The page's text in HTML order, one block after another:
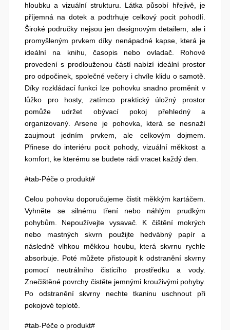
hloubku a vizuální strukturu. Látka působí hřejivě, je
příjemná na dotek a podtrhuje celkový pocit pohodlí.
Široké područky nejsou jen designovým detailem, ale i
promyšleným prvkem díky nenápadné kapse, která je
ideální na knihu, časopis nebo ovladač. Rohové
provedení s prodlouženou částí nabízí ideální prostor
pro odpočinek, společné večery i chvíle klidu o samotě.
Díky rozkládací funkci lze pohovku snadno proměnit v
lůžko pro hosty, zatímco praktický úložný prostor
pomůže udržet obývací pokoj přehledný a
organizovaný. Arsene je pohovka, která se nesnaží
zaujmout jedním prvkem, ale celkovým dojmem.
Přinese do interiéru pocit pohody, vizuální měkkost a
komfort, ke kterému se budete rádi vracet každý den.
#tab-Péče o produkt#
Celou pohovku doporučujeme čistit měkkým kartáčem.
Vyhněte se silnému tření nebo náhlým prudkým
pohybům. Nepoužívejte vysavač. K čištění mokrých
nebo mastných skvrn použijte hedvábný papír a
následně vlhkou měkkou houbu, která skvrnu rychle
absorbuje. Poté můžete přistoupit k odstranění skvrny
pomocí neutrálního čisticího prostředku a vody.
Znečištěné povrchy čistěte jemnými krouživými pohyby.
Po odstranění skvrny nechte tkaninu uschnout při
pokojové teplotě.
#tab-Péče o produkt#